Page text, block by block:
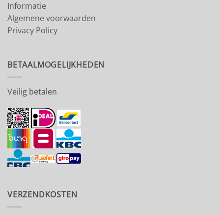
Informatie
Algemene voorwaarden
Privacy Policy
BETAALMOGELIJKHEDEN
Veilig betalen
VERZENDKOSTEN